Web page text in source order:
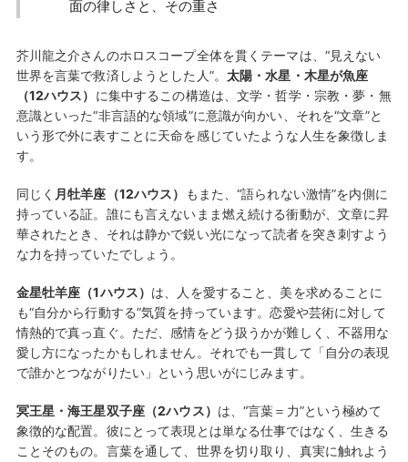
面の律しさと、その重さ
芥川龍之介さんのホロスコープ全体を貫くテーマは、“見えない
世界を言葉で救済しようとした人”。 太陽・水星・木星が魚座
（12ハウス） に集中するこの構造は、文学・哲学・宗教・夢・無
意識といった“非言語的な領域”に意識が向かい、それを“文章”と
いう形で外に表すことに天命を感じていたような人生を象徴しま
す。
同じく 月牡羊座（12ハウス）
もまた、“語られない激情”を内側に
持っている証。誰にも言えないまま燃え続ける衝動が、文章に昇
華されたとき、それは静かで鋭い光になって読者を突き刺すよう
な力を持っていたでしょう。
金星牡羊座（1ハウス） は、人を愛すること、美を求めることに
も“自分から行動する”気質を持っています。恋愛や芸術に対して
情熱的で真っ直ぐ。ただ、感情をどう扱うかが難しく、不器用な
愛し方になったかもしれません。それでも一貫して「自分の表現
で誰かとつながりたい」という思いがにじみます。
冥王星・海王星双子座（2ハウス） は、“言葉＝力”という極めて
象徴的な配置。彼にとって表現とは単なる仕事ではなく、生きる
ことそのもの。言葉を通して、世界を切り取り、真実に触れよう